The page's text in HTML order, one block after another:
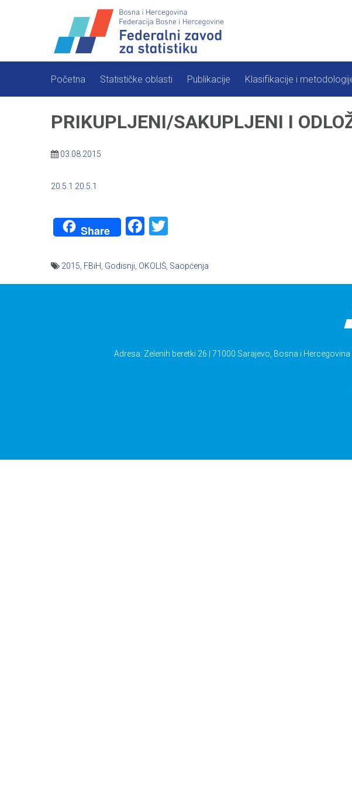
Početna Statističke oblasti Publikacije Klasifikacije i
PRIKUPLJENI/SAKUPLJENI I
03.08.2015
20.5.1 20.5.1
Share Facebook
2015 FBiH Godisnji OKOLIŠ Saopćenja
Adresa: Zelenih beretki 26 | 71000 Sarajevo, Bosna i